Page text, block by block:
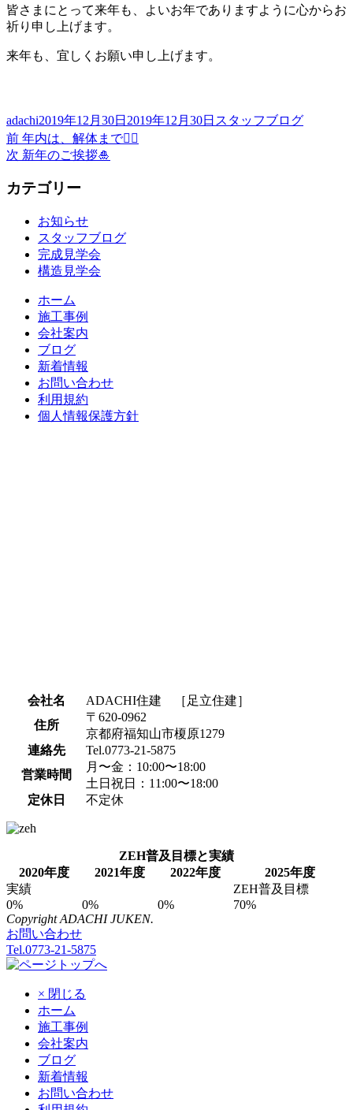
皆さまにとって来年も、よいお年でありますように心からお
祈り申し上げます。
来年も、宜しくお願い申し上げます。
投
稿
者
adachi投
稿
日:
2019年12月30日 2019年12月30日 カ
スタッフブログ
投
稿
ナ
前 前
の
稿:
年内は、解体まで👷‍♂️
次 次
投
新年のご挨拶🎍
カテゴリー
お知らせ
スタッフブログ
完成見学会
構造見学会
ホーム
施工事例
会社案内
ブログ
新着情報
お問い合わせ
利用規約
個人情報保護方針
会社名
ADACHI住建 ［足立住建］
住所
〒620-0962
京都府福知山市榎原1279
連絡先
Tel.0773-21-5875
営業時間
月〜金：10:00〜18:00
土日祝日：11:00〜18:00
定休日
不定休
ZEH普及目標と実績
2020年度
2021年度 2022年度
2025年度
実績
ZEH普及目標
0%
0% 0%
70%
Copyright ADACHI JUKEN.
お問い合わせ
Tel.0773-21-5875
× 閉じる
ホーム
施工事例
会社案内
ブログ
新着情報
お問い合わせ